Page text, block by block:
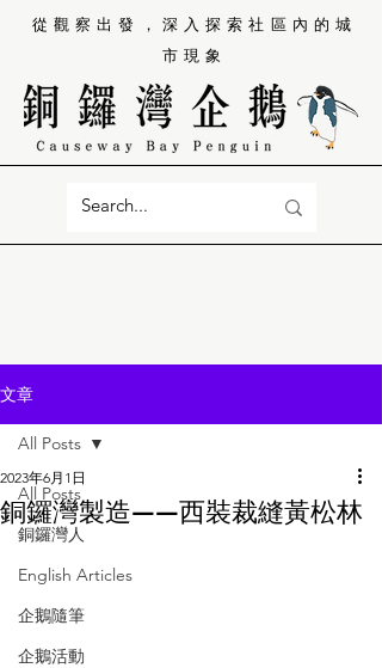
從觀察出發，深入探索社區內的城
市現象
文章
All Posts
銅鑼灣人
English Articles
企鵝隨筆
企鵝活動
All Posts
銅鑼灣製造——西裝裁縫黃松林
2023年6月1日